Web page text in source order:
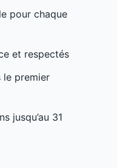
pour chaque
et respectés
le premier
jusqu’au 31